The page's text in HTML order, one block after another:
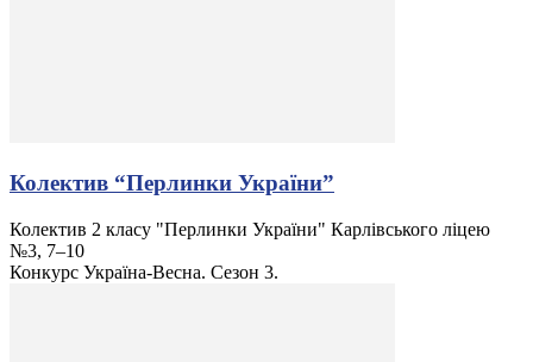
Колектив “Перлинки України”
Колектив 2 класу "Перлинки України" Карлівського ліцею
№3, 7–10
Конкурс Україна-Весна. Сезон 3.